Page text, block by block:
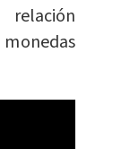
relación